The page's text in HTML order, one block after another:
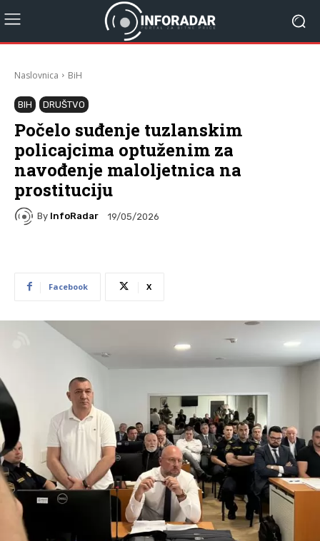
Naslovnica BiH
BIH DRUŠTVO
Počelo suđenje tuzlanskim
policajcima optuženim za
navođenje maloljetnica na
prostituciju
By InfoRadar 19/05/2026
Facebook X